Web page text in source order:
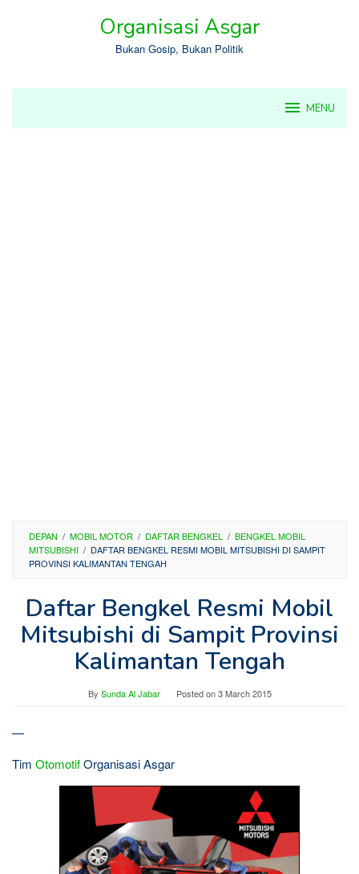
Organisasi Asgar
Bukan Gosip, Bukan Politik
MENU
DEPAN / MOBIL MOTOR / DAFTAR BENGKEL / BENGKEL MOBIL
MITSUBISHI / DAFTAR BENGKEL RESMI MOBIL MITSUBISHI DI SAMPIT
PROVINSI KALIMANTAN TENGAH
Daftar Bengkel Resmi Mobil
Mitsubishi di Sampit Provinsi
Kalimantan Tengah
By Sunda Al Jabar Posted on3 March 2015
—
Tim OtomotifOrganisasi Asgar